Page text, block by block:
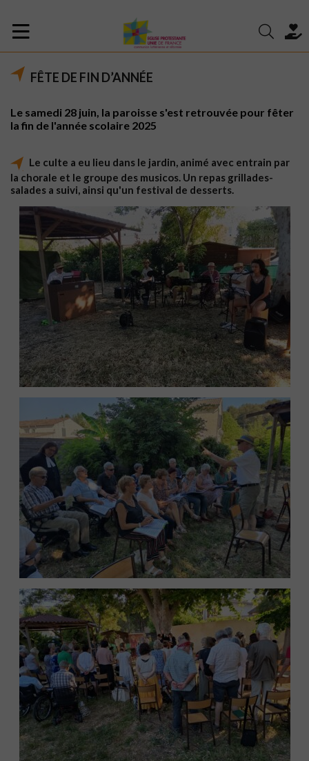
FÊTE DE FIN D’ANNÉE
Le samedi 28 juin, la paroisse s'est retrouvée pour fêter
la fin de l'année scolaire 2025
Le culte a eu lieu dans le jardin, animé avec entrain par
la chorale et le groupe des musicos. Un repas grillades-
salades a suivi, ainsi qu'un festival de desserts.